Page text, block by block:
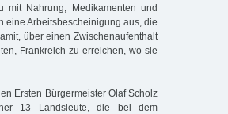
mit Nahrung, Medikamenten und
eine Arbeitsbescheinigung aus, die
über einen Zwischenaufenthalt
Frankreich zu erreichen, wo sie
Ersten Bürgermeister Olaf Scholz
13 Landsleute, die bei dem